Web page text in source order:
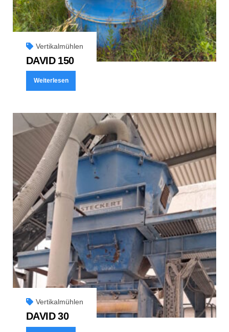
Vertikalmühlen
DAVID 150
Weiterlesen
Vertikalmühlen
DAVID 30